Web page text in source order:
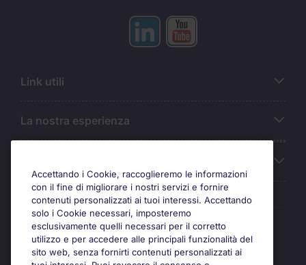
Link utili
La nostra esperienza
Awards
Accettando i Cookie, raccoglieremo le informazioni
con il fine di migliorare i nostri servizi e fornire
contenuti personalizzati ai tuoi interessi. Accettando
solo i Cookie necessari, imposteremo
esclusivamente quelli necessari per il corretto
utilizzo e per accedere alle principali funzionalità del
sito web, senza fornirti contenuti personalizzati ai